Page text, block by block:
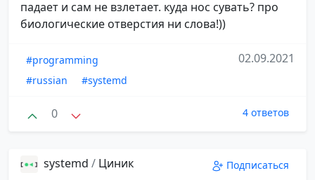
падает и сам не взлетает. куда нос сувать? про
биологические отверстия ни слова!))
#programming
#russian
#systemd
02.09.2021
0 4 ответов
systemd / Циник Подписаться